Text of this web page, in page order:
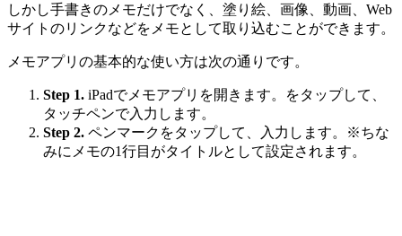
しかし手書きのメモだけでなく、塗り絵、画像、動画、Web
サイトのリンクなどをメモとして取り込むことができます。
メモアプリの基本的な使い方は次の通りです。
Step 1. iPadでメモアプリを開きます。をタップして、
タッチペンで入力します。
Step 2. ペンマークをタップして、入力します。※ちな
みにメモの1行目がタイトルとして設定されます。